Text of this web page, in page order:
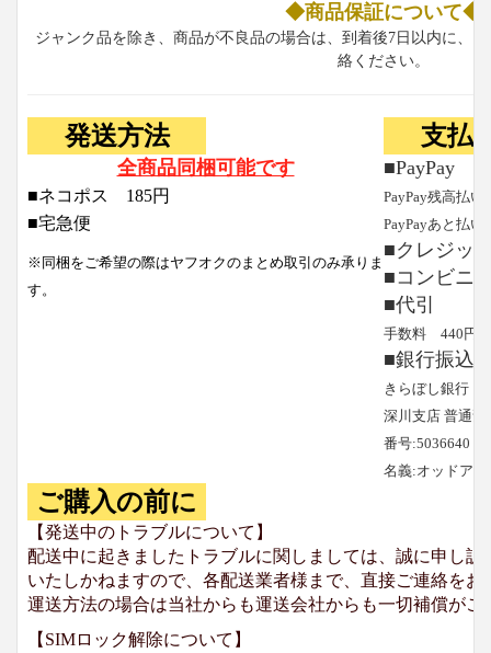
◆商品保証について◆
ジャンク品を除き、商品が不良品の場合は、到着後7日以内に、
絡ください。
発送方法
全商品同梱可能です
■ネコポス 185円
■宅急便
※同梱をご希望の際はヤフオクのまとめ取引のみ承りま
す。
支払
■PayPay
PayPay残高払い
PayPayあと払い
■クレジッ
■コンビニ
■代引
手数料 440円と
■銀行振込
きらぼし銀行
深川支店 普通預
番号:5036640
名義:オッドア
ご購入の前に
【発送中のトラブルについて】
配送中に起きましたトラブルに関しましては、誠に申し
いたしかねますので、各配送業者様まで、直接ご連絡を
運送方法の場合は当社からも運送会社からも一切補償がご
【SIMロック解除について】